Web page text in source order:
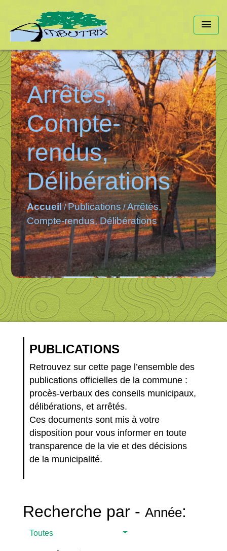
menu
Arrêtés,
Compte-
rendus,
Délibérations
Accueil/Publications/Arrêtés,
Compte-rendus, Délibérations
PUBLICATIONS
Retrouvez sur cette page l’ensemble des
publications officielles de la commune :
procès-verbaux des conseils municipaux,
délibérations, et arrêtés.
Ces documents sont mis à votre
disposition pour vous informer en toute
transparence de la vie et des décisions
de la municipalité.
Recherche par - Année:
Toutes